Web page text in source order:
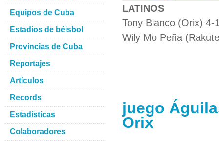
LATINOS
Tony Blanco (Orix)
Wily Mo Peña
juego
Orix
Equipos de Cuba
Estadios de béisbol
Provincias de Cuba
Reportajes
Artículos
Records
Estadísticas
Colaboradores